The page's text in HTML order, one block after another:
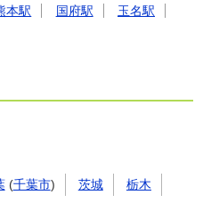
本駅 国府駅
玉名駅
(千葉市) 茨城
栃木